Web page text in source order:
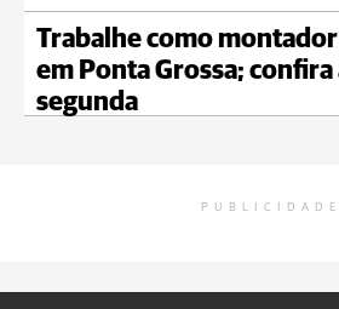
Trabalhe como
em Ponta Grossa; confira
segunda
PUBLICIDADE